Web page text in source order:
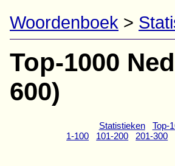
Woordenboek >
Top-1000
600)
Statistieken
Top-
1-100
101-200 201-300